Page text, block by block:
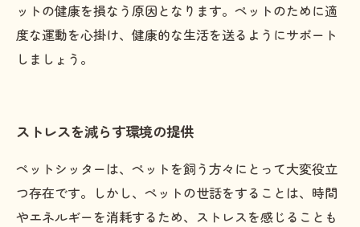
ットの健康を損なう原因となります。ペットのために適
度な運動を心掛け、健康的な生活を送るようにサポート
しましょう。
ストレスを減らす環境の提供
ペットシッターは、ペットを飼う方々にとって大変役立
つ存在です。しかし、ペットの世話をすることは、時間
やエネルギーを消耗するため、ストレスを感じることも